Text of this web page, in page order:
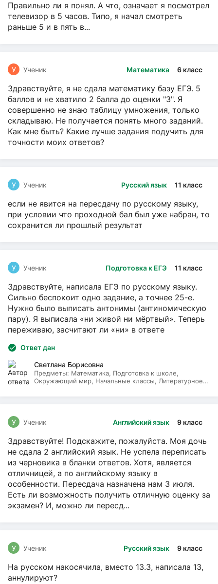
Правильно ли я понял. А что, означает я посмотрел
телевизор в 5 часов. Типо, я начал смотреть
раньше 5 и в пять в...
Математика 6 класс
У Ученик
Здравствуйте, я не сдала математику базу ЕГЭ. 5
баллов и не хватило 2 балла до оценки "3". Я
совершенно не знаю таблицу умножения, только
складываю. Не получается понять много заданий.
Как мне быть? Какие лучше задания подучить для
точности моих ответов?
Русский язык 11 класс
У Ученик
если не явится на пересдачу по русскому языку,
при условии что проходной бал был уже набран, то
сохранится ли прошлый результат
Подготовка к ЕГЭ 11 класс
У Ученик
Здравствуйте, написала ЕГЭ по русскому языку.
Сильно беспокоит одно задание, а точнее 25-е.
Нужно было выписать антонимы (антиномическую
пару). Я выписала «ни живой ни мёртвый». Теперь
переживаю, засчитают ли «ни» в ответе
Ответ дан
Светлана Борисовна
Предметы: Математика, Подготовка к школе,
Окружающий мир, Начальные классы, Литературное
Английский язык 9 класс
У Ученик
Здравствуйте! Подскажите, пожалуйста. Моя дочь
не сдала 2 английский язык. Не успела переписать
из черновика в бланки ответов. Хотя, является
отличницей, а по английскому языку в
особенности. Пересдача назначена нам 3 июля.
Есть ли возможность получить отличную оценку за
экзамен? И, можно ли пересд...
Русский язык 9 класс
У Ученик
На русском накосячила, вместо 13.3, написала 13,
аннулируют?